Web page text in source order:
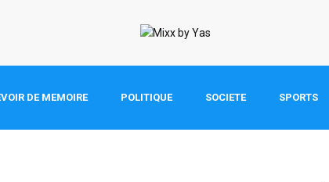
DE MEMOIRE POLITIQUE SOCIETE SPORTS